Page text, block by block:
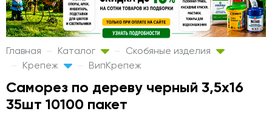
Главная Каталог
Скобяные изделия
Крепеж
ВипКрепеж
Саморез по дереву черный 3,5х16
35шт 10100 пакет